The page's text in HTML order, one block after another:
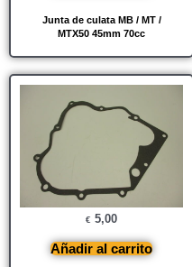
Junta de culata MB / MT /
MTX50 45mm 70cc
€ 5,00
Añadir al carrito